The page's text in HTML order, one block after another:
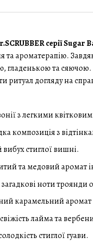
серії Sugar
та ароматерапію.
гладенькою та
ритуал догляду на
з легкими
композиція з
стиглої вишні.
та медовий аромат
ноти троянди
карамельний аромат
лайма та
стиглої гуави.